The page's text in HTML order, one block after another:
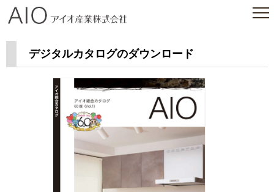
デジタルカタログのダウンロード